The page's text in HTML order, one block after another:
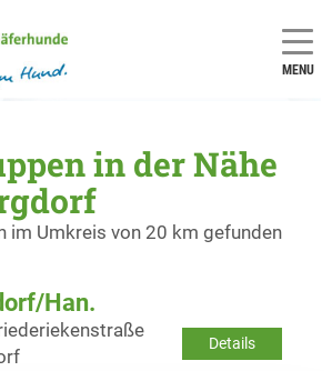
MENU
in der Nähe
im Umkreis von 20 km gefunden
Han.
Details